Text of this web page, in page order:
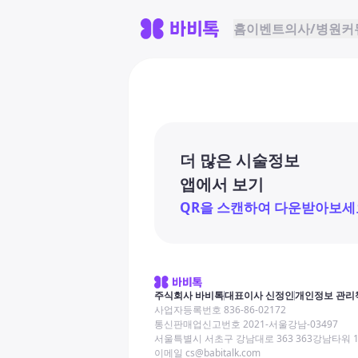
홈이벤트의사/병원커
더 많은 시술정보
앱에서 보기
QR을 스캔하여 다운받아보세
주식회사 바비톡대표이사 신정인개인정보 관리
사업자등록번호 836-86-02172
통신판매업신고번호 2021-서울강남-03497
서울특별시 서초구 강남대로 363 363강남타워
이메일 cs@babitalk.com